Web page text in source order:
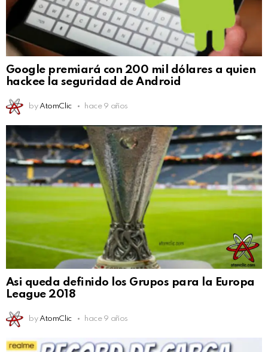
Google premiará con 200 mil dólares a quien
hackee la seguridad de Android
by AtomClic hace 9 años
Asi queda definido los Grupos para la Europa
League 2018
by AtomClic hace 9 años